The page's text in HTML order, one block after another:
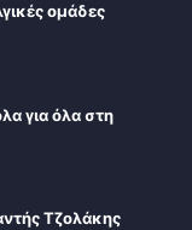
ομάδες
για όλα στη
Τζολάκης